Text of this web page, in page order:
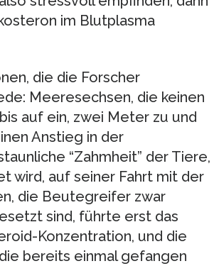
im Blutplasma
die die Forscher
Meeresechsen, die keinen
auf ein, zwei Meter zu und
Anstieg in der
“Zahmheit” der Tiere,
wird, auf seiner Fahrt mit der
die Beutegreifer zwar
sind, führte erst das
Konzentration, und die
bereits einmal gefangen